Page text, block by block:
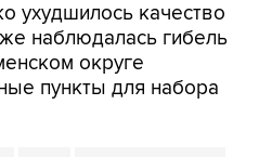
ухудшилось качество
наблюдалась гибель
округе
пункты для набора